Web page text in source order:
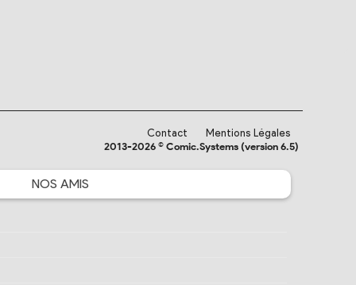
Contact
Mentions Légales
2013-2026 © Comic.Systems (version 6.5)
NOS AMIS